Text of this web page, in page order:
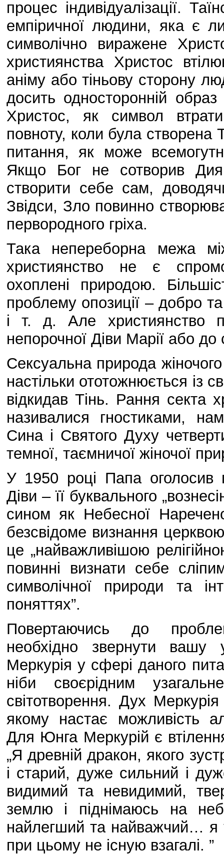
процес індивідуалізації.
емпіричної людини, яка є
символічно виражене
християнства Христос
аніму або тіньову сторону
досить односторонній
Христос, як символ
повноту, коли була створена
питання, як може
Якщо Бог не сотворив
створити себе сам,
Звідси, Зло повинно
первородного гріха.
Така непереборна межа
християнство не є
охоплені природою.
проблему опозиції – добро
і т. д. Але християнство
непорочної Діви Марії або до
Сексуальна природа
настільки ототожнюється із
відкидав Тінь. Рання секта
називалися гностиками,
Сина і Святого Духу
темної, таємничої жіночої
У 1950 році Папа оголосив
Діви – її буквального
сином як Небесної
безсвідоме визнання
це „найважливішою
повинні визнати себе
символічної природи та
поняттях”.
Повертаючись до
необхідно звернути вашу
Меркурія у сфері даного
ніби своєрідним
світотворення. Дух
якому настає можливість
Для Юнга Меркурій є
„Я древній дракон, якого
і старий, дуже сильний і
видимий та невидимий,
землю і піднімаюсь на
найлегший та найважчий… я
при цьому не існую взагалі. ”